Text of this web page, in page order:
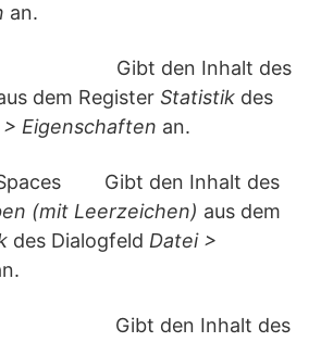
an.
Gibt den Inhalt des
dem Register Statistik des
Eigenschaften an.
Gibt den Inhalt des
(mit Leerzeichen) aus dem
des Dialogfeld Datei >
Gibt den Inhalt des